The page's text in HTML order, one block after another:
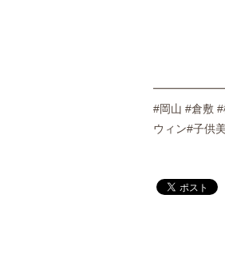
【採
ハイ
#岡山 #倉敷
ウィン#子供